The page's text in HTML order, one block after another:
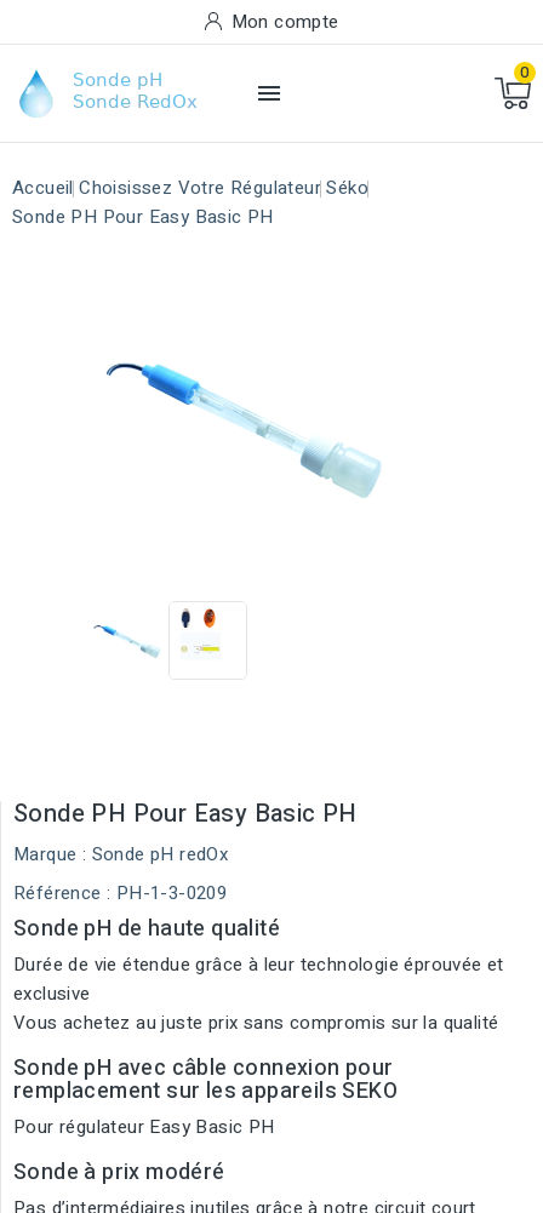
Mon compte

0
Accueil Choisissez Votre Régulateur Séko
Sonde PH Pour Easy Basic PH
Sonde PH Pour Easy Basic PH
Marque : Sonde pH redOx
Référence : PH-1-3-0209
Sonde pH de haute qualité
Durée de vie étendue grâce à leur technologie éprouvée et
exclusive
Vous achetez au juste prix sans compromis sur la qualité
Sonde pH avec câble connexion pour
remplacement sur les appareils SEKO
Pour régulateur Easy Basic PH
Sonde à prix modéré